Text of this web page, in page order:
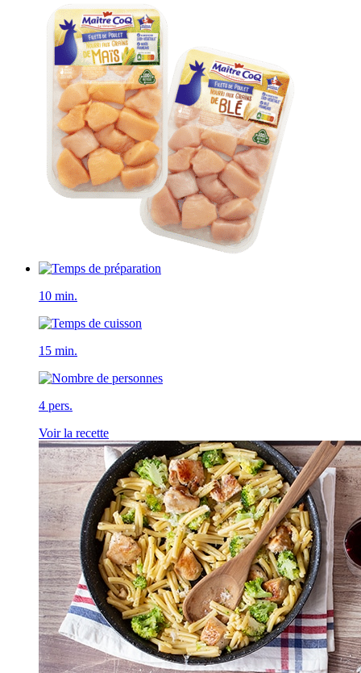
10 min.
15 min.
4 pers.
Voir la recette